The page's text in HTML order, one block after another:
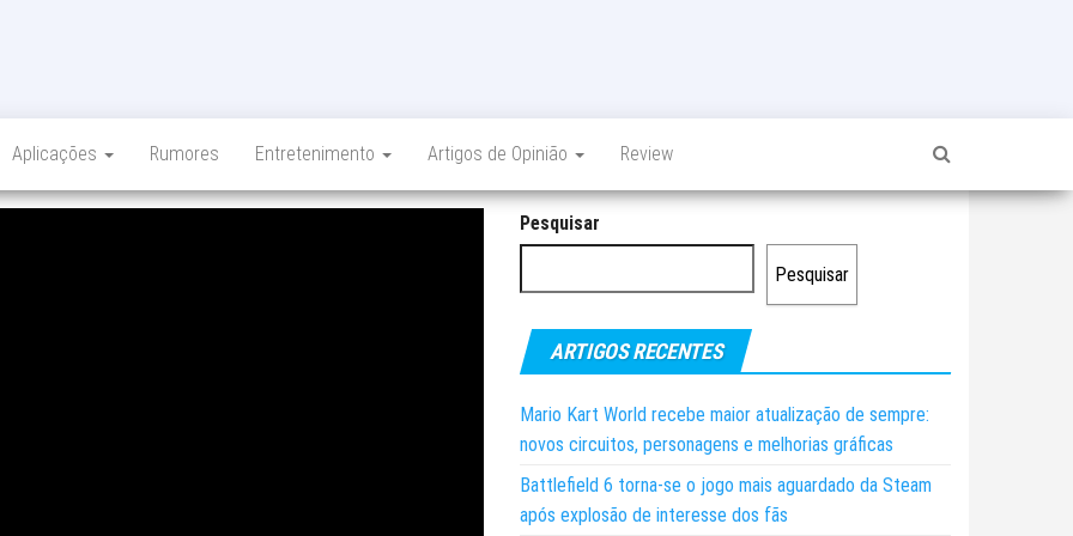
Aplicações Rumores Entretenimento Artigos de Opinião Review
Pesquisar
Pesquisar
ARTIGOS RECENTES
Mario Kart World recebe maior atualização de sempre:
novos circuitos, personagens e melhorias gráficas
Battlefield 6 torna-se o jogo mais aguardado da Steam
após explosão de interesse dos fãs